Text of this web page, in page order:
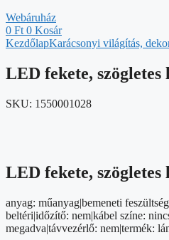
Webáruház
0 Ft 0 Kosár
KezdőlapKarácsonyi világítás,
LED fekete,
SKU: 1550001028
LED fekete,
anyag: műanyag|bemeneti
beltéri|időzítő: nem|kábel színe:
megadva|távvezérlő: nem|termék: